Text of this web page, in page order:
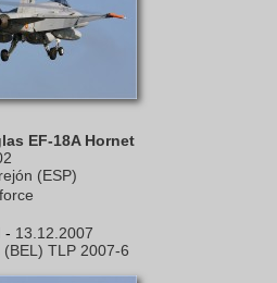
EF-18A Hornet
(ESP)
- 13.12.2007
(BEL) TLP 2007-6